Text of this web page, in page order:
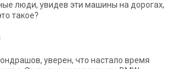
люди, увидев эти машины на дорогах,
такое?
уверен, что настало время